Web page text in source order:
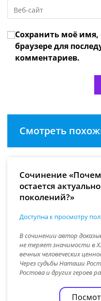
чтобы
прокомментировать
адрес,
чтобы
URL
веб-
сайта
(необязательно)
Сохранить моё имя,
браузере для
комментариев.
Смотреть
Сочинение
остается
поколений?»
Доступна к просмотру
В сочинении автор
не теряет значимости в
вечных человеческих
Через судьбы Наташи
Ростова и других героев